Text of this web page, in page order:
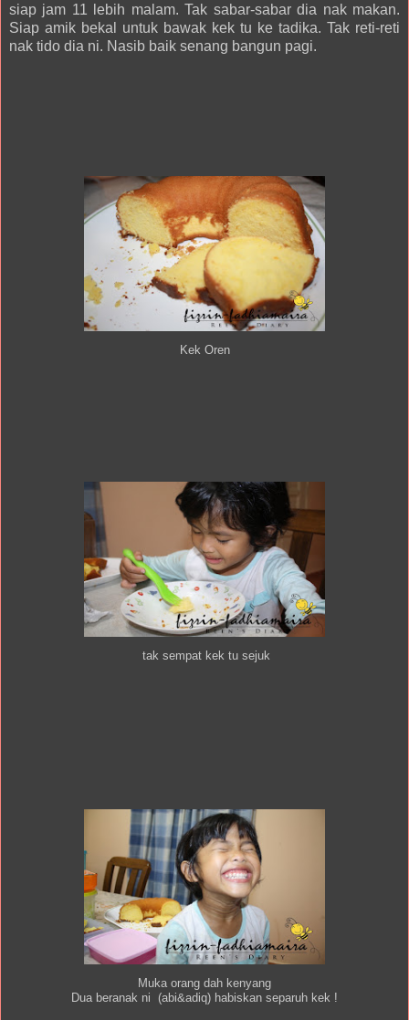
siap jam 11 lebih malam. Tak sabar-sabar dia nak makan.
Siap amik bekal untuk bawak kek tu ke tadika. Tak reti-reti
nak tido dia ni. Nasib baik senang bangun pagi.
Kek Oren
tak sempat kek tu sejuk
Muka orang dah kenyang
Dua beranak ni (abi&adiq) habiskan separuh kek !